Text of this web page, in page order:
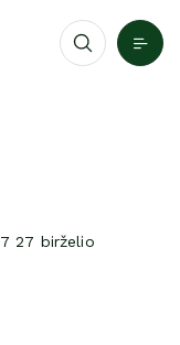
27 birželio